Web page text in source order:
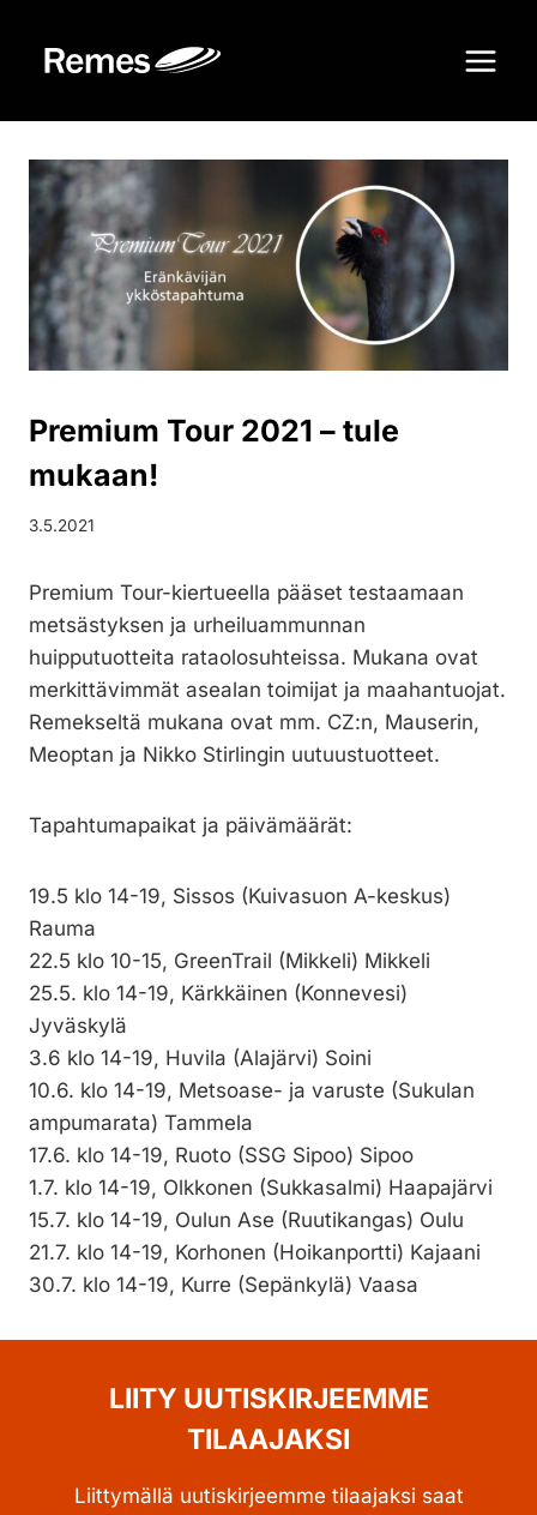
sisältöön
Premium Tour 2021 – tule
mukaan!
3.5.2021
Premium Tour-kiertueella pääset testaamaan
metsästyksen ja urheiluammunnan
huipputuotteita rataolosuhteissa. Mukana ovat
merkittävimmät asealan toimijat ja maahantuojat.
Remekseltä mukana ovat mm. CZ:n, Mauserin,
Meoptan ja Nikko Stirlingin uutuustuotteet.
Tapahtumapaikat ja päivämäärät:
19.5 klo 14-19, Sissos (Kuivasuon A-keskus)
Rauma
22.5 klo 10-15, GreenTrail (Mikkeli) Mikkeli
25.5. klo 14-19, Kärkkäinen (Konnevesi)
Jyväskylä
3.6 klo 14-19, Huvila (Alajärvi) Soini
10.6. klo 14-19, Metsoase- ja varuste (Sukulan
ampumarata) Tammela
17.6. klo 14-19, Ruoto (SSG Sipoo) Sipoo
1.7. klo 14-19, Olkkonen (Sukkasalmi) Haapajärvi
15.7. klo 14-19, Oulun Ase (Ruutikangas) Oulu
21.7. klo 14-19, Korhonen (Hoikanportti) Kajaani
30.7. klo 14-19, Kurre (Sepänkylä) Vaasa
LIITY UUTISKIRJEEMME
TILAAJAKSI
Liittymällä uutiskirjeemme tilaajaksi saat